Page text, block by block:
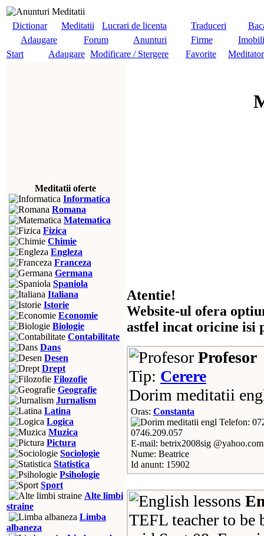
Dictionar Meditatii Lucrari de licenta Traduceri
Adaugare
Forum Anunturi Firme
Start
Adaugare Modificare / Stergere Favorite
Meditatii oferte
Informatica
Romana
Matematica
Fizica
Chimie
Engleza
Franceza
Germana
Spaniola
Italiana
Istorie
Economie
Biologie
Contabilitate
Dans
Desen
Drept
Filozofie
Geografie
Jurnalism
Latina
Logica
Muzica
Pictura
Sociologie
Statistica
Psihologie
Sport
Alte limbi
straine
Limba
albaneza
Atentie!
Website-ul ofera
astfel incat oricine isi
Profesor
Tip: Cerere
Dorim meditatii
Oras: Constanta
Telefon:
0746.209.057
E-mail: betrix2008sig @yahoo.com
Nume: Beatrice
Id anunt: 15902
TEFL teacher to be